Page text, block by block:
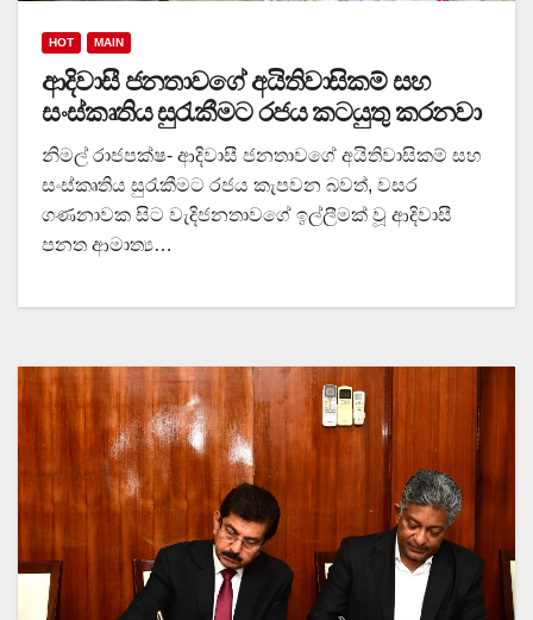
HOT MAIN
ආදිවාසී ජනතාවගේ අයිතිවාසිකම් සහ
සංස්කෘතිය සුරැකීමට රජය කටයුතු කරනවා
නිමල් රාජපක්ෂ- ආදිවාසී ජනතාවගේ අයිතිවාසිකම් සහ
සංස්කෘතිය සුරැකීමට රජය කැපවන බවත්, වසර
ගණනාවක සිට වැදිජනතාවගේ ඉල්ලීමක් වූ ආදිවාසී
පනත ආමාත්‍ය…